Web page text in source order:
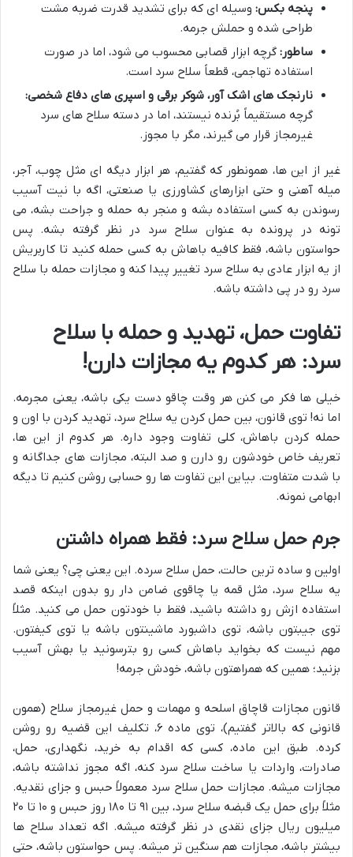
پنجه بکس: وسیله ای که برای تشدید قدرت ضربه مشت
طراحی شده و حملش جرمه.
ساطور: گرچه ابزار قصابی محسوب می شود، اما در صورت
استفاده تهاجمی، قطعاً سلاح سرد است.
نارنجک های اشک آور، شوکر برقی و اسپری های دفاع شخصی:
گرچه مستقیماً بُرنده نیستند، اما در دسته سلاح های سرد
غیرمجاز قرار می گیرند، مگر با مجوز.
غیر از این ها، همونطور که گفتیم، هر ابزار دیگه ای مثل چوب، آجر،
میله آهنی و حتی ابزارهای کشاورزی یا صنعتی، اگه با نیت آسیب
رسوندن به کسی استفاده بشه و منجر به حمله و جراحت بشه، می
تونه در پرونده به عنوان سلاح سرد در نظر گرفته بشه. پس
حواستون باشه، فقط کافیه باهاش به کسی حمله کنید تا کاربریش
از یه ابزار عادی به سلاح سرد تغییر پیدا کنه و مجازات حمله با سلاح
سرد رو در پی داشته باشه.
تفاوت حمل، تهدید و حمله با سلاح
سرد: هر کدوم یه مجازات دارن!
خیلی ها فکر می کنن هر وقت چاقو دست یکی باشه، یعنی مجرمه.
اما نه! توی قانون، بین حمل کردن یه سلاح سرد، تهدید کردن با اون و
حمله کردن باهاش، کلی تفاوت وجود داره. هر کدوم از این ها،
تعریف خاص خودشون رو دارن و صد البته، مجازات های جداگانه و
با شدت متفاوت. بیاین این تفاوت ها رو حسابی روشن کنیم تا دیگه
ابهامی نمونه.
جرم حمل سلاح سرد: فقط همراه داشتن
اولین و ساده ترین حالت، حمل سلاح سرده. این یعنی چی؟ یعنی شما
یه سلاح سرد، مثل قمه یا چاقوی ضامن دار رو بدون اینکه قصد
استفاده ازش رو داشته باشید، فقط با خودتون حمل می کنید. مثلاً
توی جیبتون باشه، توی داشبورد ماشینتون باشه یا توی کیفتون.
مهم نیست که بخواید باهاش کسی رو بترسونید یا بهش آسیب
بزنید؛ همین که همراهتون باشه، خودش جرمه!
قانون مجازات قاچاق اسلحه و مهمات و حمل غیرمجاز سلاح (همون
قانونی که بالاتر گفتیم)، توی ماده ۶، تکلیف این قضیه رو روشن
کرده. طبق این ماده، کسی که اقدام به خرید، نگهداری، حمل،
صادرات، واردات یا ساخت سلاح سرد کنه، اگه مجوز نداشته باشه،
مجازات میشه. مجازات حمل سلاح سرد معمولاً حبس و جزای نقدیه.
مثلاً برای حمل یک قبضه سلاح سرد، بین ۹۱ تا ۱۸۰ روز حبس و ۱۰ تا ۲۰
میلیون ریال جزای نقدی در نظر گرفته میشه. اگه تعداد سلاح ها
بیشتر باشه، مجازات هم سنگین تر میشه. پس حواستون باشه، حتی